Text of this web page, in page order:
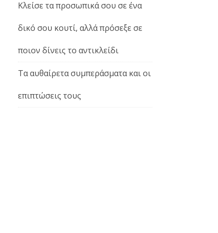
Κλείσε τα προσωπικά σου σε ένα
δικό σου κουτί, αλλά πρόσεξε σε
ποιον δίνεις το αντικλείδι
Τα αυθαίρετα συμπεράσματα και οι
επιπτώσεις τους